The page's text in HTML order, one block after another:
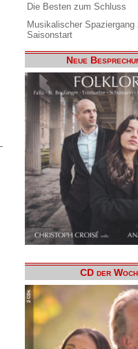
Die Besten zum Schluss
Musikalischer Spaziergang
Saisonstart
Neue
CD der